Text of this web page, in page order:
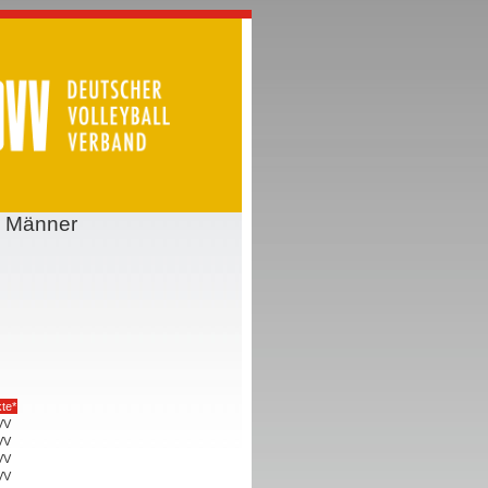
Männer